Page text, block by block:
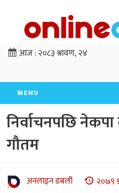
आज :२०८३ श्रावण, २४
MENU
निर्वाचनपछि
गौतम
अनलाइन डबली २०७९